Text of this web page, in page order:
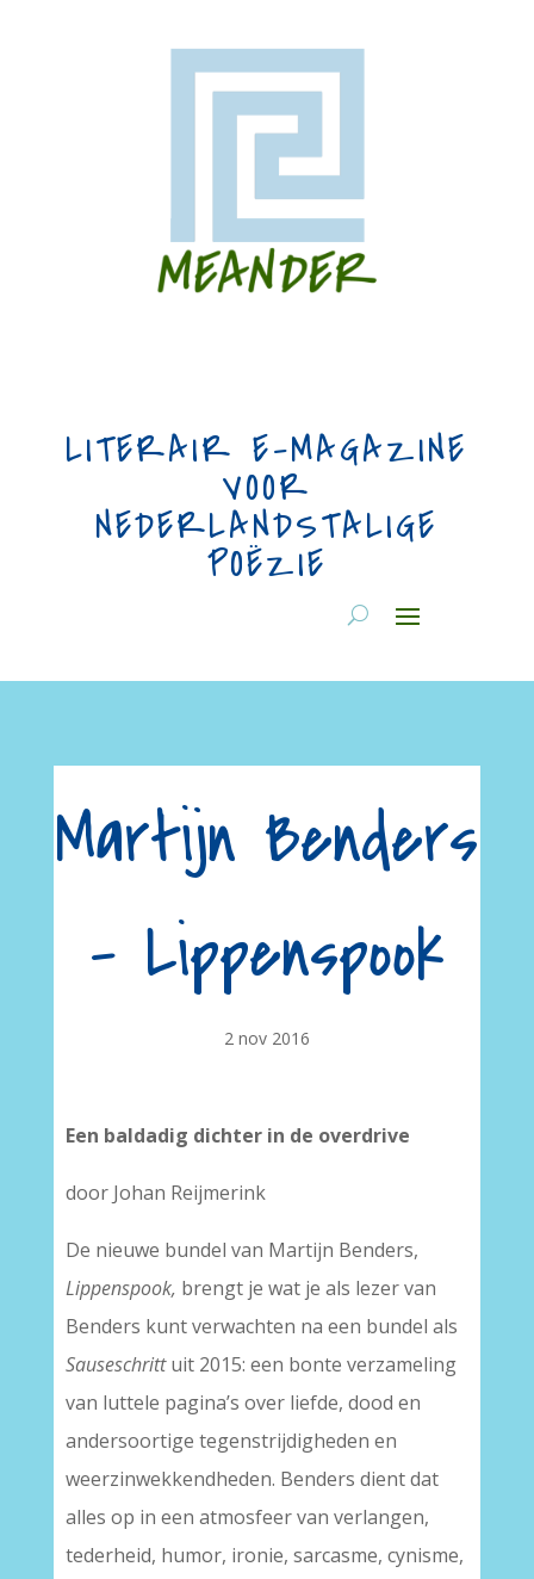
LITERAIR E-MAGAZINE
VOOR
NEDERLANDSTALIGE
POËZIE
Martijn Benders
– Lippenspook
2 nov 2016
Een baldadig dichter in de overdrive
door Johan Reijmerink
De nieuwe bundel van Martijn Benders,
Lippenspook, brengt je wat je als lezer van
Benders kunt verwachten na een bundel als
Sauseschrittuit 2015: een bonte verzameling
van luttele pagina’s over liefde, dood en
andersoortige tegenstrijdigheden en
weerzinwekkendheden. Benders dient dat
alles op in een atmosfeer van verlangen,
tederheid, humor, ironie, sarcasme, cynisme,